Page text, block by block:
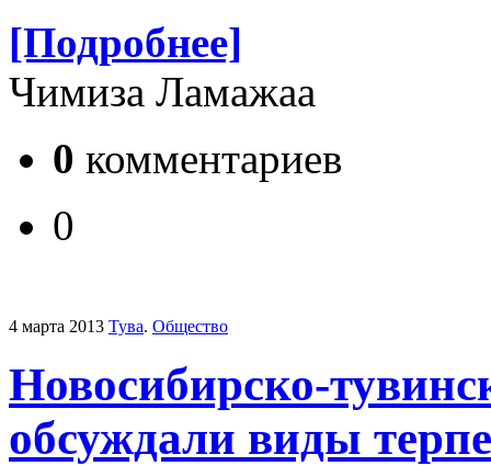
[Подробнее]
Чимиза Ламажаа
0 комментариев
0
4 марта 2013 Тува. Общество
Новосибирско-
обсуждали виды